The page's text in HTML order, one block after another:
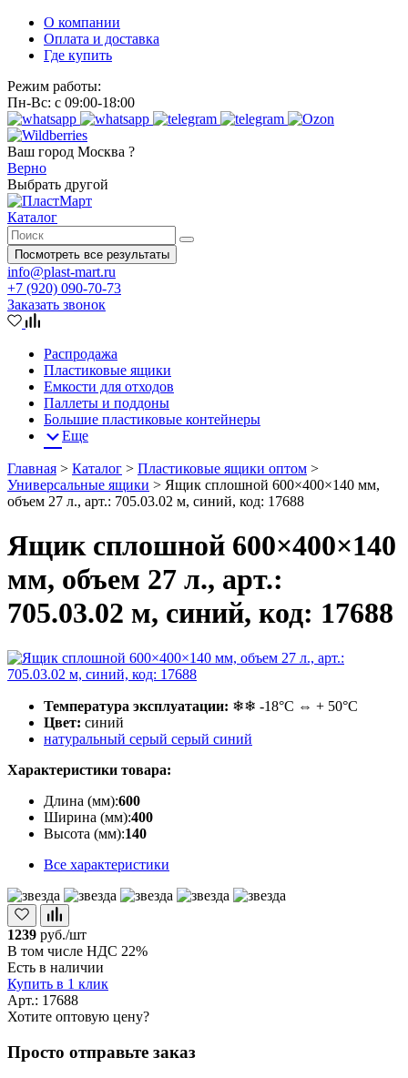
О компании
Оплата и доставка
Где купить
Режим работы:
Пн-Вс: с 09:00-18:00
Ваш город Москва ?
Верно
Выбрать другой
Каталог
Посмотреть все результаты
info@plast-mart.ru
+7 (920) 090-70-73
Заказать звонок
Распродажа
Пластиковые ящики
Емкости для отходов
Паллеты и поддоны
Большие пластиковые контейнеры
Еще
Главная > Каталог > Пластиковые ящики оптом >
Универсальные ящики > Ящик сплошной 600×400×140 мм,
объем 27 л., арт.: 705.03.02 м, синий, код: 17688
Ящик сплошной 600×400×140
мм, объем 27 л., арт.:
705.03.02 м, синий, код: 17688
Температура эксплуатации: ❄❄ -18°С ⇔ + 50°С
Цвет: синий
натуральный серый серый синий
Характеристики товара:
Длина (мм):600
Ширина (мм):400
Высота (мм):140
Все характеристики
1239 руб./шт
В том числе НДС 22%
Есть в наличии
Купить в 1 клик
Арт.: 17688
Хотите оптовую цену?
Просто отправьте заказ